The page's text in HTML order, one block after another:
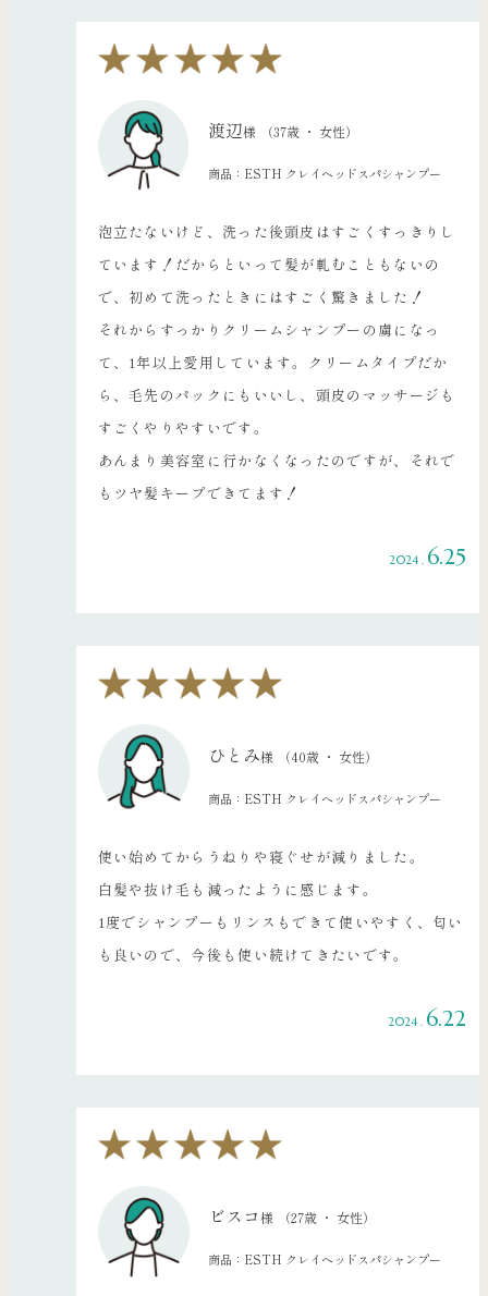
渡辺様 （37歳 ・ 女性）
商品：ESTH クレイヘッドスパシャンプー
泡立たないけど、洗った後頭皮はすごくすっきりし
ています！だからといって髪が軋むこともないの
で、初めて洗ったときにはすごく驚きました！
それからすっかりクリームシャンプーの虜になっ
て、1年以上愛用しています。クリームタイプだか
ら、毛先のパックにもいいし、頭皮のマッサージも
すごくやりやすいです。
あんまり美容室に行かなくなったのですが、それで
もツヤ髪キープできてます！
2024 . 6.25
ひとみ様 （40歳 ・ 女性）
商品：ESTH クレイヘッドスパシャンプー
使い始めてからうねりや寝ぐせが減りました。
白髪や抜け毛も減ったように感じます。
1度でシャンプーもリンスもできて使いやすく、匂い
も良いので、今後も使い続けてきたいです。
2024 . 6.22
ビスコ様 （27歳 ・ 女性）
商品：ESTH クレイヘッドスパシャンプー